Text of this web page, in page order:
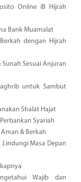
Online iB Hijrah
Bank Muamalat
dengan Hijrah
Sesuai Anjuran
untuk Sambut
Shalat Hajat
Syariah
& Berkah
Lindungi Masa Depan
Wajib dan